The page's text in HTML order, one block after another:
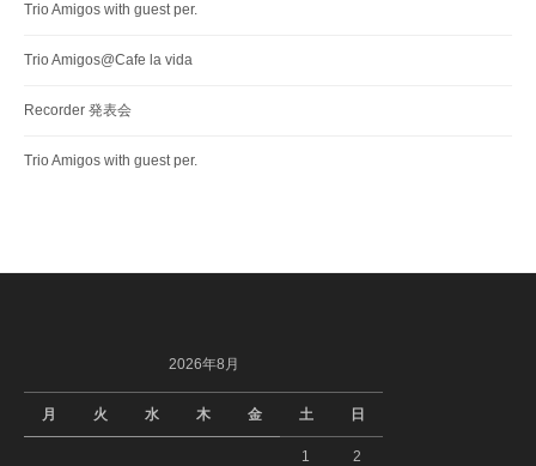
Trio Amigos with guest per.
Trio Amigos@Cafe la vida
Recorder 発表会
Trio Amigos with guest per.
2026年8月
月 火 水 木 金 土 日
1 2